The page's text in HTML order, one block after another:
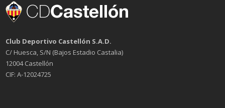
Club Deportivo Castellón S.A.D.
C/ Huesca, S/N (Bajos Estadio Castalia)
12004 Castellón
CIF: A-12024725